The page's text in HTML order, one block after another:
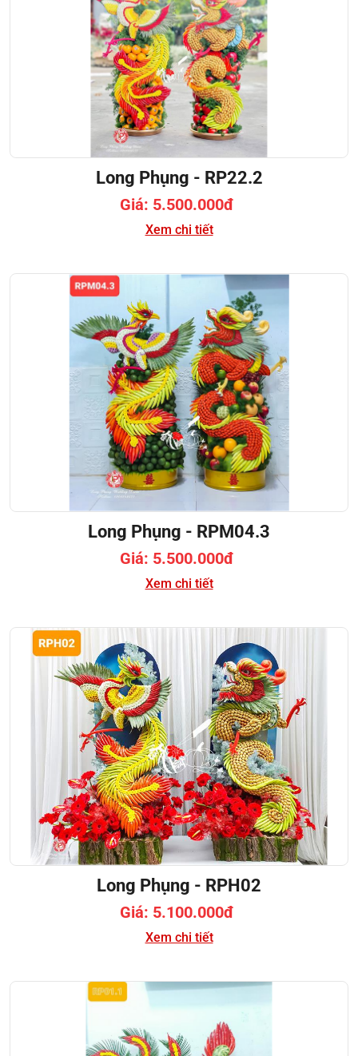
Long Phụng - RP22.2
Giá: 5.500.000đ
Xem chi tiết
Long Phụng - RPM04.3
Giá: 5.500.000đ
Xem chi tiết
Long Phụng - RPH02
Giá: 5.100.000đ
Xem chi tiết